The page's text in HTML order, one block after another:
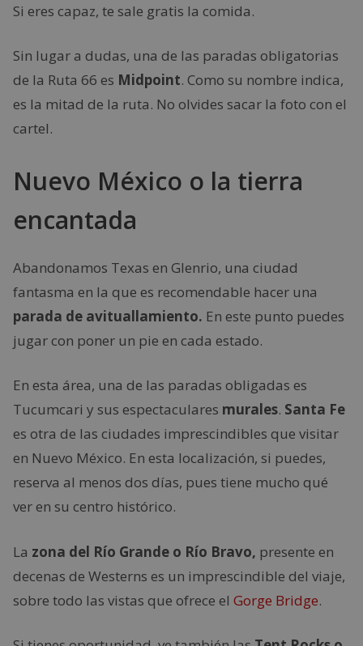
Si eres capaz, te sale gratis la comida.
Sin lugar a dudas, una de las paradas obligatorias
de la Ruta 66 es Midpoint. Como su nombre indica,
es la mitad de la ruta. No olvides sacar la foto con el
cartel.
Nuevo México o la tierra
encantada
Abandonamos Texas en Glenrio, una ciudad
fantasma en la que es recomendable hacer una
parada de avituallamiento. En este punto puedes
jugar con poner un pie en cada estado.
En esta área, una de las paradas obligadas es
Tucumcari y sus espectaculares murales. Santa Fe
es otra de las ciudades imprescindibles que visitar
en Nuevo México. En esta localización, si puedes,
reserva al menos dos días, pues tiene mucho qué
ver en su centro histórico.
La zona del Río Grande o Río Bravo, presente en
decenas de Westerns es un imprescindible del viaje,
sobre todo las vistas que ofrece el Gorge Bridge.